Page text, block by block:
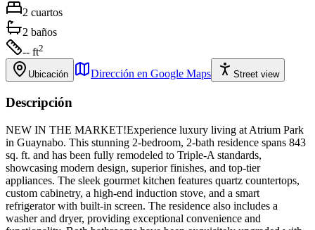
2 cuartos
2 baños
-- ft2
Ubicación Dirección en Google Maps Street view
Descripción
NEW IN THE MARKET!Experience luxury living at Atrium Park
in Guaynabo. This stunning 2-bedroom, 2-bath residence spans 843
sq. ft. and has been fully remodeled to Triple-A standards,
showcasing modern design, superior finishes, and top-tier
appliances. The sleek gourmet kitchen features quartz countertops,
custom cabinetry, a high-end induction stove, and a smart
refrigerator with built-in screen. The residence also includes a
washer and dryer, providing exceptional convenience and